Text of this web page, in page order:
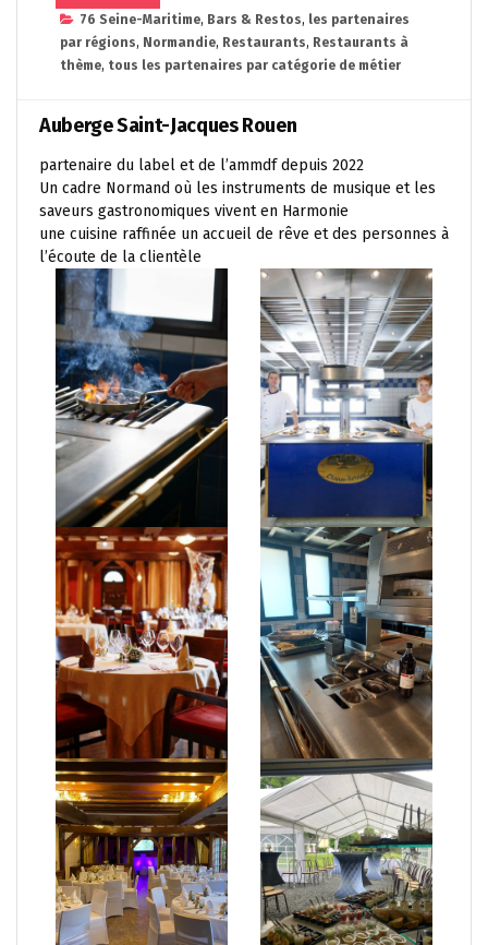
76 Seine-Maritime, Bars & Restos, les partenaires
par régions, Normandie, Restaurants, Restaurants à
thème, tous les partenaires par catégorie de métier
Auberge Saint-Jacques Rouen
partenaire du label et de l’ammdf depuis 2022
Un cadre Normand où les instruments de musique et les
saveurs gastronomiques vivent en Harmonie
une cuisine raffinée un accueil de rêve et des personnes à
l’écoute de la clientèle